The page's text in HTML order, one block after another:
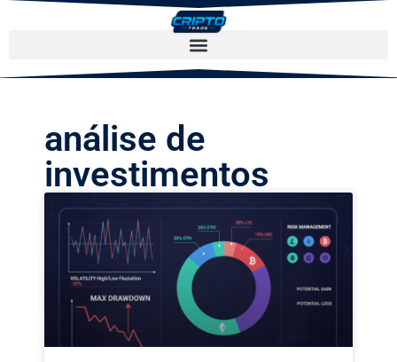
análise de
investimentos